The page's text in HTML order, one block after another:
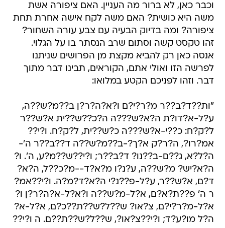
וכבר כאן, לא ברור מה העניין. האם ציפורה אשת
משה היא כושית? האם משה לקח אישה אחרת תחת
ציפורה? ומה בדיוק הבעיה עם צבע עורה השחור?
זהו טקסט קשה וסתום שרב הנסתר בו על הגלוי.
אנסה כאן רק להביא מקצת מן הפרושים שניתנו
לפרשה הזו ואולי אתם, הקוראים, תבינו דבר מתוך
דבר. וזהו לפניכם הקטע במלואו:
"ות??ד?ב??ר מ?ר?י?ם ו?א?ה?ר?ן ב??מ?ש??ה,
ע?ל-א?דו?ת ה?א?ש???ה ה?כ??ש??ית א?ש??ר
ל?ק?ח: כ??י-א?ש???ה כ?ש??ית, ל?ק?ח. ו?י??
אמ?רו?, ה?ר?ק א?ך?-ב??מ?ש??ה ד??ב??ר ה'-
ה?ל?א, ג??ם-ב??נו? ד?ב??ר; ו?י??ש??מ?ע, ה'. ו?
ה?א?יש? מ?ש??ה, ע?נ?ו מ?א?ד--מ?כ??ל, ה?א?
ד?ם, א?ש??ר, ע?ל-פ??נ?י ה?א?ד?מ?ה. ו?י??אמ?
ר ה' פ??ת?א?ם, א?ל-מ?ש??ה ו?א?ל-א?ה?ר?ן ו?
א?ל-מ?ר?י?ם, צ?או? ש??ל?ש??ת??כ?ם, א?ל-א?
ה?ל מו?ע?ד; ו?י??צ?או?, ש??ל?ש??ת??ם. ה ו?י??